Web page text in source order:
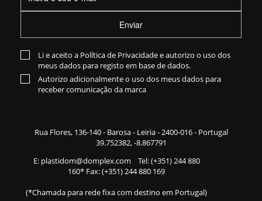
Enviar
Li e aceito a Política de Privacidadee autorizo o uso dos
meus dados para registo em base de dados.
Autorizo adicionalmente o uso dos meus dados para
receber comunicação da marca
Rua Flores, 136-140- Barosa - Leiria - 2400-016 - Portugal
39.752382, -8.867791
E: plastidom@domplex.com Tel:(+351) 244 880
160* Fax: (+351) 244 880 169
(*Chamada para rede fixa com destino em Portugal)